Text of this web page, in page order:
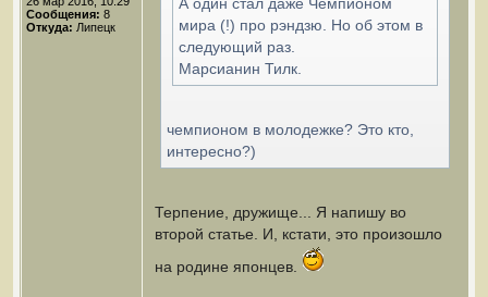
Сообщения: 8
Откуда: Липецк
мира (!) про рэндзю. Но об этом в
следующий раз.
Марсианин Тилк.
чемпионом в молодежке? Это кто,
интересно?)
Терпение, дружище... Я напишу во
второй статье. И, кстати, это произошло
на родине японцев.